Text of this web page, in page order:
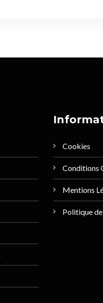
Cookies
Conditions
Mentions
Politique